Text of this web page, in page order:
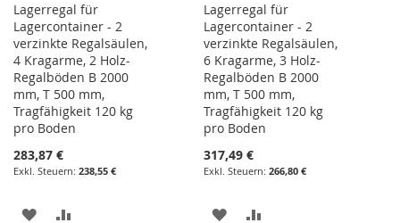
Lagerregal für
Lagercontainer - 2
verzinkte Regalsäulen,
4 Kragarme, 2 Holz-
Regalböden B 2000
mm, T 500 mm,
Tragfähigkeit 120 kg
pro Boden
283,87 €
238,55 €
ZUR
Lagerregal für
Lagercontainer - 2
verzinkte Regalsäulen,
6 Kragarme, 3 Holz-
Regalböden B 2000
mm, T 500 mm,
Tragfähigkeit 120 kg
pro Boden
317,49 €
266,80 €
ZUR